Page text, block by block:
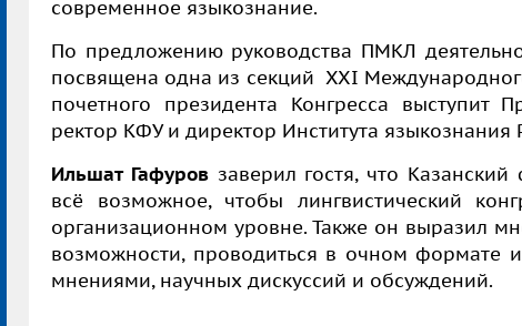
современное языкознание.
По предложению руководства ПМКЛ
посвящена одна из секций XXI
почетного президента Конгресса выступит
ректор КФУ и директор Института языкознания
Ильшат Гафуровзаверил гостя, что Казанский
всё возможное, чтобы лингвистический
организационном уровне. Также он выразил
возможности, проводиться в очном формате
мнениями, научных дискуссий и обсуждений.